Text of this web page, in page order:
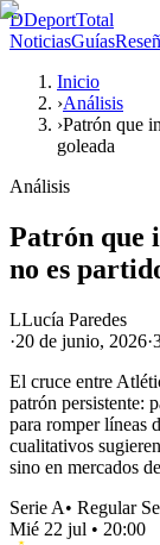
DDeportTotal
NoticiasGuías
Inicio
›Análisis
›Patrón que
goleada
Análisis
Patrón que
no es
LLucía Paredes
·20 de junio, 2026·
El cruce entre
patrón persistente:
para romper líneas
cualitativos
sino en mercados
Serie A• Regular
Mié 22 jul • 20:00